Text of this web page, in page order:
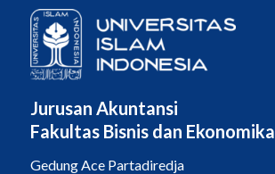
Jurusan Akuntansi
Fakultas Bisnis dan Ekonomika
Gedung Ace Partadiredja